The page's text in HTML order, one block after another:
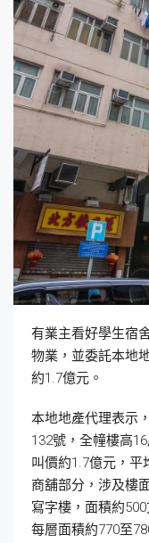
有業主看好學生宿
物業，並委託本地
約1.7億元。
本地地產代理表示
132號，全幢樓高
叫價約1.7億元，平
商舖部分，涉及樓
寫字樓，面積約
每層面積約770至